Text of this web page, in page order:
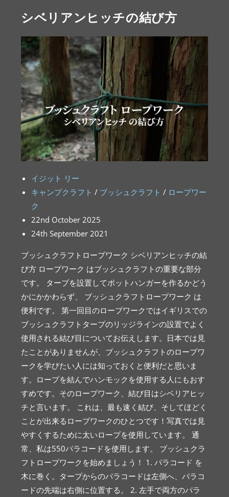
シベリアンヒッチの結び方
イジット リー
キャンプクラフト / ブッシュクラフト / ロープワー
ク
22nd October 2025
24th September 2021
ブッシュクラフトロープワーク シベリアンヒッチの結
び方 ロープワーク はブッシュクラフトの重要な部分
です。 タープを設置してポットハンガーを作るかどう
かにかかわらず、 ブッシュクラフトロープワーク は
便利です。 第一回目のロープワークではイギリスでの
ブッシュクラフトタープのリッジラインの設置でよく
使用される結び目についてお伝えします。日本では見
たことがありませんが、ブッシュクラフトのロープワ
ークを学びたい人には知っておくと便利だと思いま
す。ロープを結んでハンモックを使用する人にもおす
すめです。そのロープワーク、結び目はシベリアヒッ
チと言います。 これは、最も速く結び、そしてほどく
ことが出来るロープワークのひとつです！写真では見
やすくするために太いロープを使用しています。 通
常、私は550パラコードを使用します。 ブッシュクラ
フトロープワークを始めましょう！ 1. パラコード を
木に巻く。タープからのパラコードは左側へ、パラコ
ードの先端は右側に位置する。 2. 左手で両方のパラ